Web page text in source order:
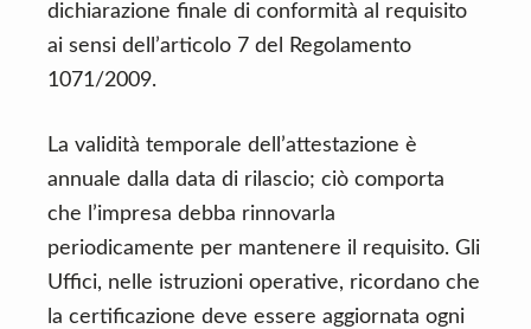
dichiarazione finale di conformità al requisito
ai sensi dell’articolo 7 del Regolamento
1071/2009.
La validità temporale dell’attestazione è
annuale dalla data di rilascio; ciò comporta
che l’impresa debba rinnovarla
periodicamente per mantenere il requisito. Gli
Uffici, nelle istruzioni operative, ricordano che
la certificazione deve essere aggiornata ogni